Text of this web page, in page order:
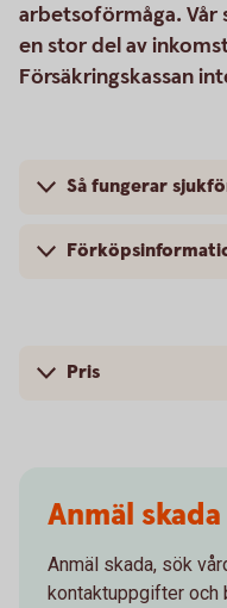
arbetsoförmåga.
en stor del av
Försäkringskassan
Så fungerar
Pris
Anmäl skada
Anmäl skada, sök
kontaktuppgifter och